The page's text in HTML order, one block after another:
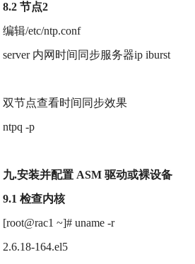
8.2 节点2
编辑/etc/ntp.conf
server 内网时间同步服务器ip iburst
双节点查看时间同步效果
ntpq -p
九.安装并配置 ASM 驱动或裸设备
9.1 检查内核
[root@rac1 ~]# uname -r
2.6.18-164.el5